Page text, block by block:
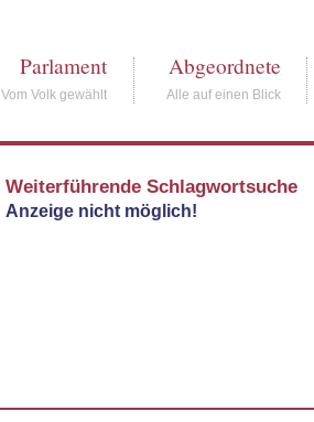
Parlament
Vom Volk gewählt
Abgeordnete
Alle auf einen Blick
Weiterführende Schlagwortsuche
Anzeige nicht möglich!